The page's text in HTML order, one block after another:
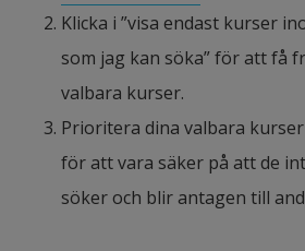
Klicka i ”visa endast kurser
som jag kan söka” för att få
valbara kurser.
Prioritera dina valbara
för att vara säker på att de
söker och blir antagen till